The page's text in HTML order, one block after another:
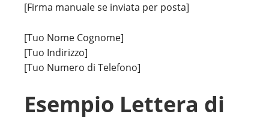
[Firma manuale se inviata per posta]
[Tuo Nome Cognome]
[Tuo Indirizzo]
[Tuo Numero di Telefono]
Esempio Lettera di